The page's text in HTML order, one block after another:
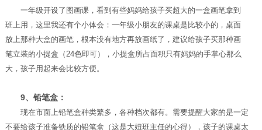
一年级开设了图画课，看到有些妈妈给孩子买超大的一盒画笔拿到
班上用，这里我还有个小体会：一年级小朋友的课桌是比较小的，桌面
放上那种大盒的画笔，根本没有地方再放画纸了，建议给孩子买那种画
笔立装的小提盒（24色即可），小提盒所占面积只有妈妈的手掌心那么
大，孩子用起来会比较方便。
9、铅笔盒：
现在市面上铅笔盒种类繁多，各种档次都有。需要提醒大家的是一定
不要给孩子准备铁质的铅笔盒（这是大妞班主任的心得），孩子的课桌太